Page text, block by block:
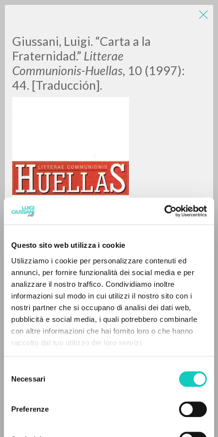
Questo sito web utilizza i cookie
Utilizziamo i cookie per personalizzare contenuti ed
annunci, per fornire funzionalità dei social media e per
analizzare il nostro traffico. Condividiamo inoltre
informazioni sul modo in cui utilizzi il nostro sito con i
nostri partner che si occupano di analisi dei dati web,
pubblicità e social media, i quali potrebbero combinarle
con altre informazioni che hai fornito loro o che hanno
raccolto dal tuo utilizzo dei loro servizi.
delNecessari
Preferenze
Giussani, Luigi. “Carta a la
Fraternidad.” Litterae
Communionis-Huellas, 10 (1997):
44. [Traducción].
Giussani LuigiAutor
Español
Litterae Communionis-Huellas
1997
Páginas: 1
LUIGI
GIUSSANI
BÚSQUEDA AVANZADA »
0DOCUMENTOS ENCONTRADOS
RESULTADOS SUCESIVOS